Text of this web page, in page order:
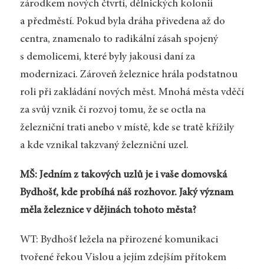
zárodkem nových čtvrtí, dělnických kolonií
a předměstí. Pokud byla dráha přivedena až do
centra, znamenalo to radikální zásah spojený
s demolicemi, které byly jakousi daní za
modernizaci. Zároveň železnice hrála podstatnou
roli při zakládání nových měst. Mnohá města vděčí
za svůj vznik či rozvoj tomu, že se octla na
železniční trati anebo v místě, kde se tratě křížily
a kde vznikal takzvaný železniční uzel.
MŠ: Jedním z takových uzlů je i vaše domovská
Bydhošť, kde probíhá náš rozhovor. Jaký význam
měla železnice v dějinách tohoto města?
WT: Bydhošť ležela na přirozené komunikaci
tvořené řekou Vislou a jejím zdejším přítokem